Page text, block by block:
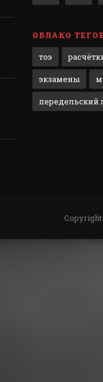
ОБЛАКО
тоэ
экзамены
передельский